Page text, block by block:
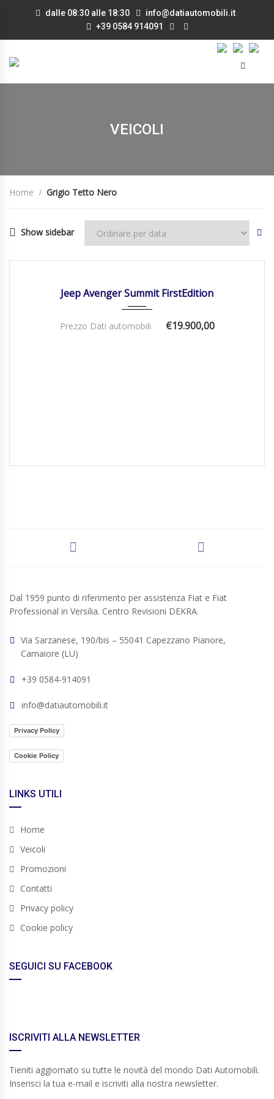
dalle 08:30 alle 18:30
info@datiautomobili.it
+39 0584 914091
VEICOLI
Home Grigio Tetto Nero
Show sidebar
Jeep Avenger Summit FirstEdition
Prezzo Dati automobili €19.900,00
Dal 1959 punto di riferimento per assistenza Fiat e Fiat
Professional in Versilia. Centro Revisioni DEKRA.
Via Sarzanese, 190/bis – 55041 Capezzano Pianore,
Camaiore (LU)
+39 0584-914091
info@datiautomobili.it
Privacy Policy
Cookie Policy
LINKS UTILI
Home
Veicoli
Promozioni
Contatti
Privacy policy
Cookie policy
SEGUICI SU FACEBOOK
ISCRIVITI ALLA NEWSLETTER
Tieniti aggiornato su tutte le novità del mondo Dati Automobili.
Inserisci la tua e-mail e iscriviti alla nostra newsletter.